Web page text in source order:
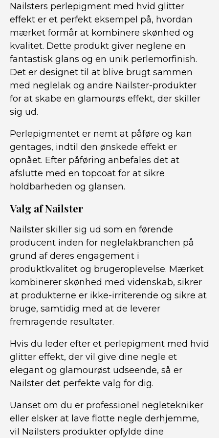
Nailsters perlepigment med hvid glitter
effekt er et perfekt eksempel på, hvordan
mærket formår at kombinere skønhed og
kvalitet. Dette produkt giver neglene en
fantastisk glans og en unik perlemorfinish.
Det er designet til at blive brugt sammen
med neglelak og andre Nailster-produkter
for at skabe en glamourøs effekt, der skiller
sig ud.
Perlepigmentet er nemt at påføre og kan
gentages, indtil den ønskede effekt er
opnået. Efter påføring anbefales det at
afslutte med en topcoat for at sikre
holdbarheden og glansen.
Valg af Nailster
Nailster skiller sig ud som en førende
producent inden for neglelakbranchen på
grund af deres engagement i
produktkvalitet og brugeroplevelse. Mærket
kombinerer skønhed med videnskab, sikrer
at produkterne er ikke-irriterende og sikre at
bruge, samtidig med at de leverer
fremragende resultater.
Hvis du leder efter et perlepigment med hvid
glitter effekt, der vil give dine negle et
elegant og glamourøst udseende, så er
Nailster det perfekte valg for dig.
Uanset om du er professionel negletekniker
eller elsker at lave flotte negle derhjemme,
vil Nailsters produkter opfylde dine